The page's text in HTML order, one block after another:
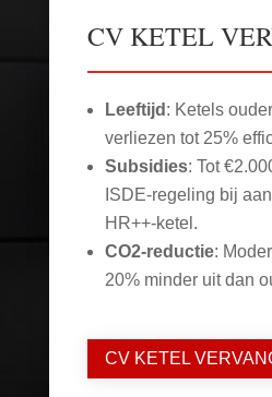
CV KETEL
Leeftijd : Ketels
verliezen tot 25%
Subsidies: Tot
ISDE-regeling bij
HR++-ketel.
CO2-reductie:
20% minder uit dan
CV KETEL